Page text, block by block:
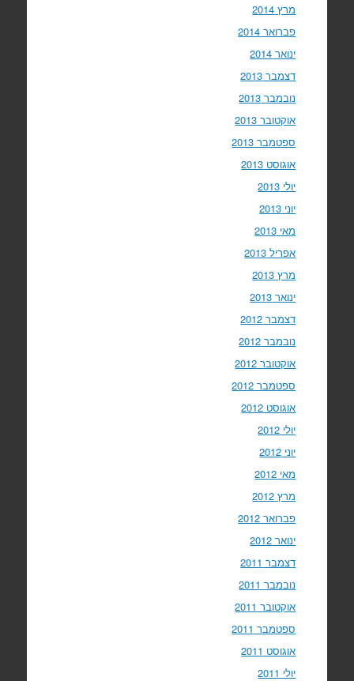
מרץ 2014
פברואר 2014
ינואר 2014
דצמבר 2013
נובמבר 2013
אוקטובר 2013
ספטמבר 2013
אוגוסט 2013
יולי 2013
יוני 2013
מאי 2013
אפריל 2013
מרץ 2013
ינואר 2013
דצמבר 2012
נובמבר 2012
אוקטובר 2012
ספטמבר 2012
אוגוסט 2012
יולי 2012
יוני 2012
מאי 2012
מרץ 2012
פברואר 2012
ינואר 2012
דצמבר 2011
נובמבר 2011
אוקטובר 2011
ספטמבר 2011
אוגוסט 2011
יולי 2011